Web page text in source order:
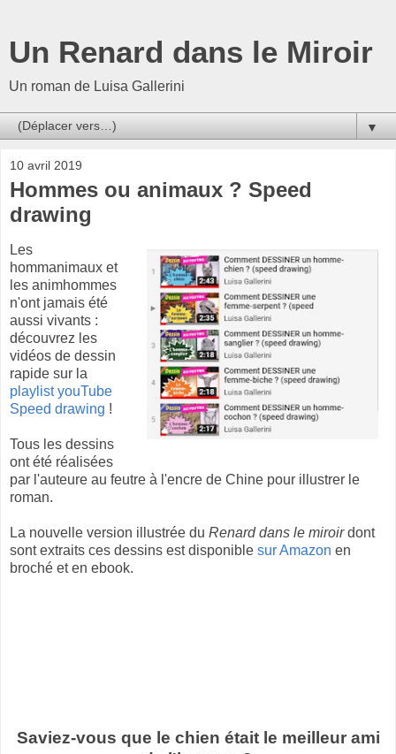
Un Renard dans le Miroir
Un roman de Luisa Gallerini
▼
10 avril 2019
Hommes ou animaux ? Speed
drawing
Les
hommanimaux et
les animhommes
n'ont jamais été
aussi vivants :
découvrez les
vidéos de dessin
rapide sur la
playlist youTube
Speed drawing !
Tous les dessins
ont été réalisées
par l'auteure au feutre à l'encre de Chine pour illustrer le
roman.
La nouvelle version illustrée du Renard dans le miroirdont
sont extraits ces dessins est disponible sur Amazon en
broché et en ebook.
Saviez-vous que le chien était le meilleur ami